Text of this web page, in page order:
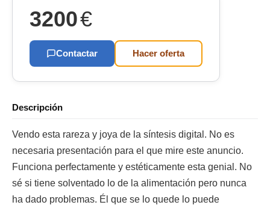
3200€
Contactar Hacer oferta
Descripción
Vendo esta rareza y joya de la síntesis digital. No es
necesaria presentación para el que mire este anuncio.
Funciona perfectamente y estéticamente esta genial. No
sé si tiene solventado lo de la alimentación pero nunca
ha dado problemas. Él que se lo quede lo puede